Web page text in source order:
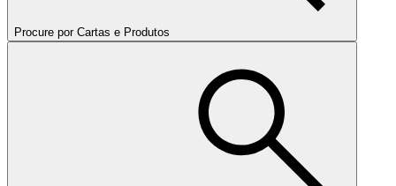
Procure por Cartas e Produtos